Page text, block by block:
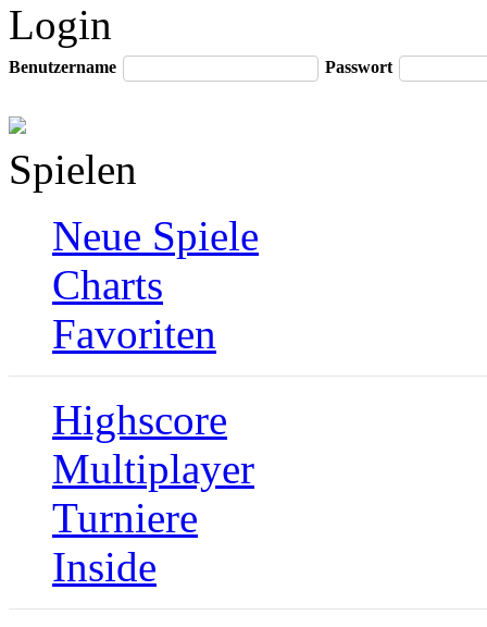
Login
Benutzername Passwort
Spielen
Neue Spiele
Charts
Favoriten
Highscore
Multiplayer
Turniere
Inside